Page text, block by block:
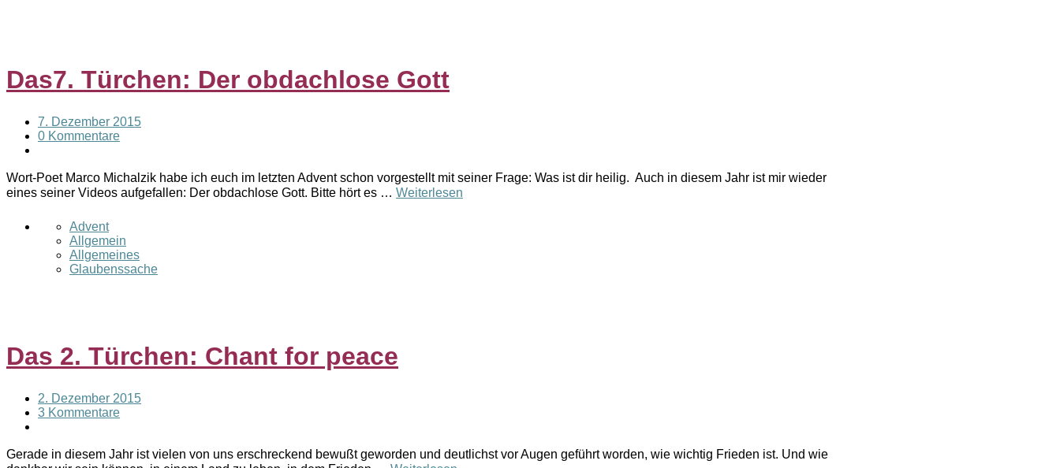
Das7. Türchen: Der obdachlose Gott
7. Dezember 2015
0 Kommentare
Wort-Poet Marco Michalzik habe ich euch im letzten Advent schon vorgestellt mit seiner Frage: Was ist dir heilig. Auch in diesem Jahr ist mir wieder
eines seiner Videos aufgefallen: Der obdachlose Gott. Bitte hört es … Weiterlesen
Advent
Allgemein
Allgemeines
Glaubenssache
Das 2. Türchen: Chant for peace
2. Dezember 2015
3 Kommentare
Gerade in diesem Jahr ist vielen von uns erschreckend bewußt geworden und deutlichst vor Augen geführt worden, wie wichtig Frieden ist. Und wie